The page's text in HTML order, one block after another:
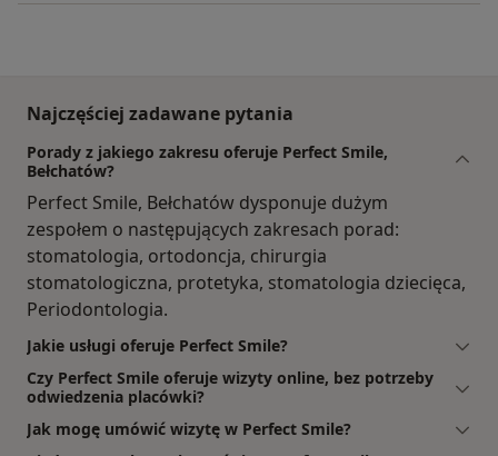
Najczęściej zadawane pytania
Porady z jakiego zakresu oferuje Perfect Smile,
Bełchatów?
Perfect Smile, Bełchatów dysponuje dużym
zespołem o następujących zakresach porad:
stomatologia, ortodoncja, chirurgia
stomatologiczna, protetyka, stomatologia dziecięca,
Periodontologia.
Jakie usługi oferuje Perfect Smile?
Czy Perfect Smile oferuje wizyty online, bez potrzeby
odwiedzenia placówki?
Jak mogę umówić wizytę w Perfect Smile?